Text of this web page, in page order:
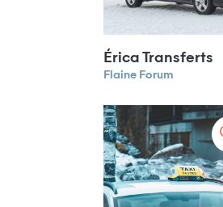
Érica Transferts
Flaine Forum